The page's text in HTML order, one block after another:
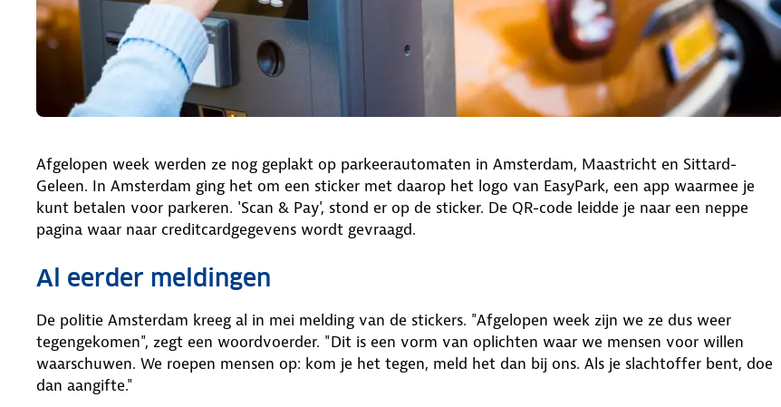
Afgelopen week werden ze nog geplakt op parkeerautomaten in Amsterdam, Maastricht en Sittard-
Geleen. In Amsterdam ging het om een sticker met daarop het logo van EasyPark, een app waarmee je
kunt betalen voor parkeren. 'Scan & Pay', stond er op de sticker. De QR-code leidde je naar een neppe
pagina waar naar creditcardgegevens wordt gevraagd.
Al eerder meldingen
De politie Amsterdam kreeg al in mei melding van de stickers. "Afgelopen week zijn we ze dus weer
tegengekomen", zegt een woordvoerder. "Dit is een vorm van oplichten waar we mensen voor willen
waarschuwen. We roepen mensen op: kom je het tegen, meld het dan bij ons. Als je slachtoffer bent, doe
dan aangifte."